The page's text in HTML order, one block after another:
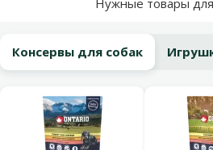
Нужные товары
Консервы для собак